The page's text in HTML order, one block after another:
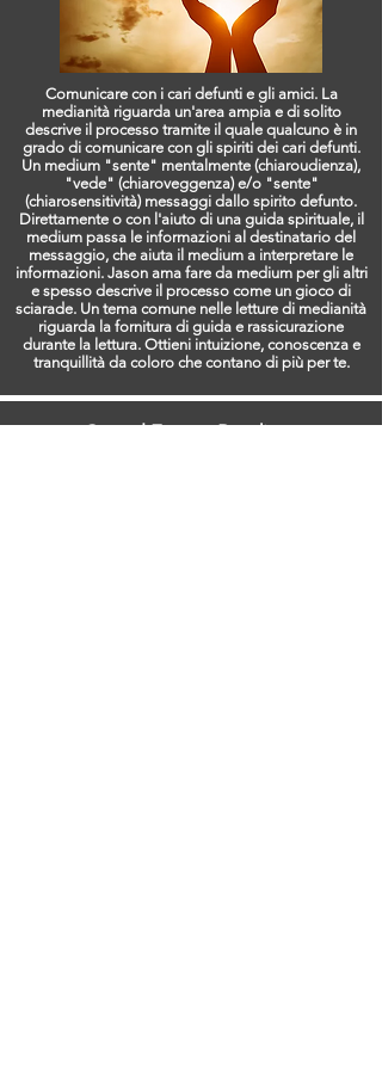
Comunicare con i cari defunti e gli amici. La
medianità riguarda un'area ampia e di solito
descrive il processo tramite il quale qualcuno è in
grado di comunicare con gli spiriti dei cari defunti.
Un medium "sente" mentalmente (chiaroudienza),
"vede" (chiaroveggenza) e/o "sente"
(chiarosensitività) messaggi dallo spirito defunto.
Direttamente o con l'aiuto di una guida spirituale, il
medium passa le informazioni al destinatario del
messaggio, che aiuta il medium a interpretare le
informazioni. Jason ama fare da medium per gli altri
e spesso descrive il processo come un gioco di
sciarade. Un tema comune nelle letture di medianità
riguarda la fornitura di guida e rassicurazione
durante la lettura. Ottieni intuizione, conoscenza e
tranquillità da coloro che contano di più per te.
Crystal Energy Readings